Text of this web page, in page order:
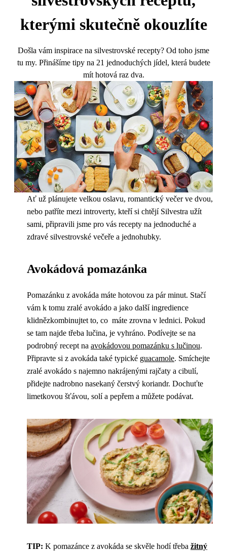
kterými skutečně okouzlíte
Došla vám inspirace na silvestrovské recepty? Od toho jsme
tu my. Přinášíme tipy na 21 jednoduchých jídel, která budete
mít hotová raz dva.
Ať už plánujete velkou oslavu, romantický večer ve dvou,
nebo patříte mezi introverty, kteří si chtějí Silvestra užít
sami, připravili jsme pro vás recepty na jednoduché a
zdravé silvestrovské večeře a jednohubky.
Avokádová pomazánka
Pomazánku z avokáda máte hotovou za pár minut. Stačí
vám k tomu zralé avokádo a jako další ingredience
klidnězkombinujtet to, co máte zrovna v lednici. Pokud
se tam najde třeba lučina, je vyhráno. Podívejte se na
podrobný recept na avokádovou pomazánku s lučinou.
Připravte si z avokáda také typické guacamole. Smíchejte
zralé avokádo s najemno nakrájenými rajčaty a cibulí,
přidejte nadrobno nasekaný čerstvý koriandr. Dochuťte
limetkovou šťávou, solí a pepřem a můžete podávat.
TIP: K pomazánce z avokáda se skvěle hodí třeba žitný